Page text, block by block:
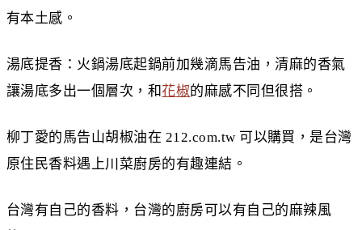
有本土感。
湯底提香：火鍋湯底起鍋前加幾滴馬告油，清麻的香氣
讓湯底多出一個層次，和花椒的麻感不同但很搭。
柳丁愛的馬告山胡椒油在 212.com.tw 可以購買，是台灣
原住民香料遇上川菜廚房的有趣連結。
台灣有自己的香料，台灣的廚房可以有自己的麻辣風